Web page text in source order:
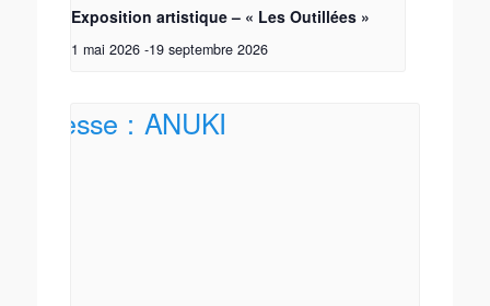
Exposition artistique – « Les Outillées »
1 mai 2026 -19 septembre 2026